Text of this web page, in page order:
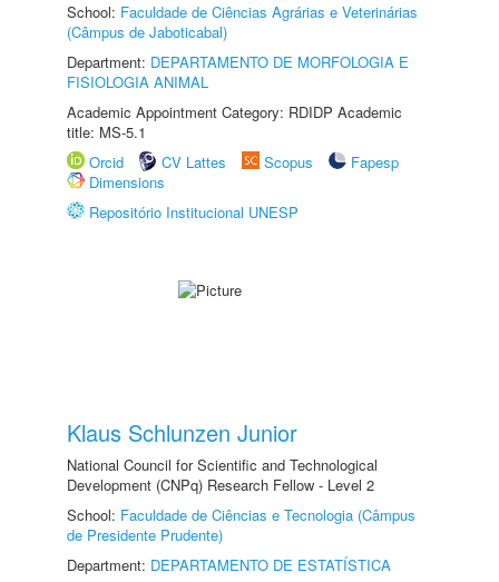
School: Faculdade de Ciências Agrárias e Veterinárias
(Câmpus de Jaboticabal)
Department: DEPARTAMENTO DE MORFOLOGIA E
FISIOLOGIA ANIMAL
Academic Appointment Category: RDIDP Academic
title: MS-5.1
Orcid
CV Lattes Scopus
Fapesp
Dimensions
Repositório Institucional UNESP
Klaus Schlunzen Junior
National Council for Scientific and Technological
Development (CNPq) Research Fellow - Level 2
School: Faculdade de Ciências e Tecnologia (Câmpus
de Presidente Prudente)
Department: DEPARTAMENTO DE ESTATÍSTICA